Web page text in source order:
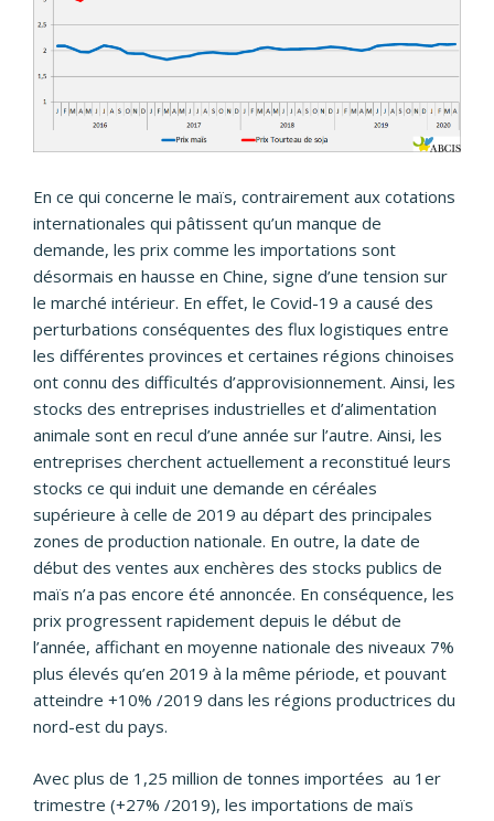
En ce qui concerne le maïs, contrairement aux cotations
internationales qui pâtissent qu’un manque de
demande, les prix comme les importations sont
désormais en hausse en Chine, signe d’une tension sur
le marché intérieur. En effet, le Covid-19 a causé des
perturbations conséquentes des flux logistiques entre
les différentes provinces et certaines régions chinoises
ont connu des difficultés d’approvisionnement. Ainsi, les
stocks des entreprises industrielles et d’alimentation
animale sont en recul d’une année sur l’autre. Ainsi, les
entreprises cherchent actuellement a reconstitué leurs
stocks ce qui induit une demande en céréales
supérieure à celle de 2019 au départ des principales
zones de production nationale. En outre, la date de
début des ventes aux enchères des stocks publics de
maïs n’a pas encore été annoncée. En conséquence, les
prix progressent rapidement depuis le début de
l’année, affichant en moyenne nationale des niveaux 7%
plus élevés qu’en 2019 à la même période, et pouvant
atteindre +10% /2019 dans les régions productrices du
nord-est du pays.
Avec plus de 1,25 million de tonnes importées au 1er
trimestre (+27% /2019), les importations de maïs